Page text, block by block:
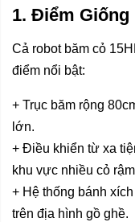
1. Điểm Giống
Cả robot băm cỏ
điểm nổi bật:
+ Trục băm rộng
lớn.
+ Điều khiển từ xa
khu vực nhiều cỏ
+ Hệ thống bánh
trên địa hình gồ ghề.